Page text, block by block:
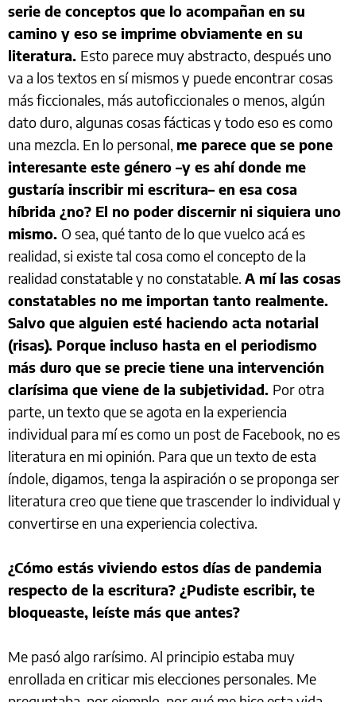
serie de conceptos que lo acompañan en su
camino y eso se imprime obviamente en su
literatura. Esto parece muy abstracto, después uno
va a los textos en sí mismos y puede encontrar cosas
más ficcionales, más autoficcionales o menos, algún
dato duro, algunas cosas fácticas y todo eso es como
una mezcla. En lo personal, me parece que se pone
interesante este género –y es ahí donde me
gustaría inscribir mi escritura– en esa cosa
híbrida ¿no? El no poder discernir ni siquiera uno
mismo. O sea, qué tanto de lo que vuelco acá es
realidad, si existe tal cosa como el concepto de la
realidad constatable y no constatable. A mí las cosas
constatables no me importan tanto realmente.
Salvo que alguien esté haciendo acta notarial
(risas). Porque incluso hasta en el periodismo
más duro que se precie tiene una intervención
clarísima que viene de la subjetividad. Por otra
parte, un texto que se agota en la experiencia
individual para mí es como un post de Facebook, no es
literatura en mi opinión. Para que un texto de esta
índole, digamos, tenga la aspiración o se proponga ser
literatura creo que tiene que trascender lo individual y
convertirse en una experiencia colectiva.
¿Cómo estás viviendo estos días de pandemia
respecto de la escritura? ¿Pudiste escribir, te
bloqueaste, leíste más que antes?
Me pasó algo rarísimo. Al principio estaba muy
enrollada en criticar mis elecciones personales. Me